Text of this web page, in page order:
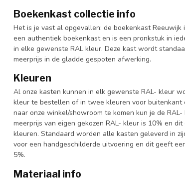
Boekenkast collectie info
Het is je vast al opgevallen: de boekenkast
een authentiek boekenkast en is een pronkstuk in
in elke gewenste RAL kleur. Deze kast wordt
meerprijs in de gladde gespoten afwerking.
Kleuren
Al onze kasten kunnen in elk gewenste RAL- kleur
kleur te bestellen of in twee kleuren voor buitenkant
naar onze winkel/showroom te komen kun je de
meerprijs van eigen gekozen RAL- kleur is 10% en
kleuren. Standaard worden alle kasten geleverd in
voor een handgeschilderde uitvoering en dit geeft
5%.
Materiaal info